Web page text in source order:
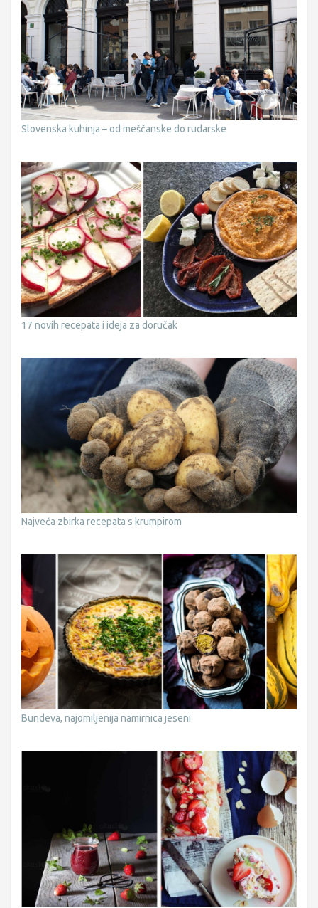
Slovenska kuhinja – od meščanske do rudarske
17 novih recepata i ideja za doručak
Najveća zbirka recepata s krumpirom
Bundeva, najomiljenija namirnica jeseni